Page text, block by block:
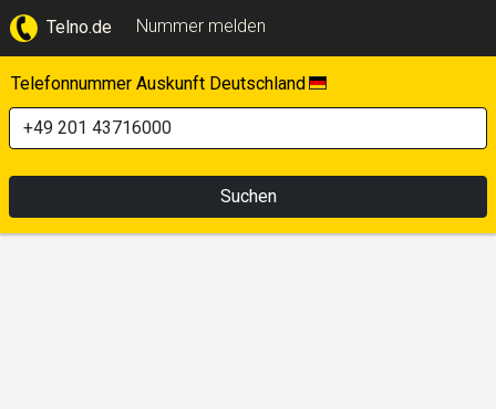
Telno.de Nummer melden
Telefonnummer Auskunft Deutschland
Suchen